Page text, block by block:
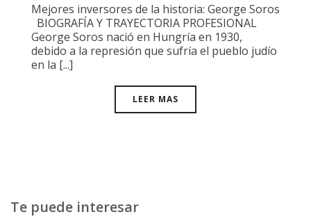
Mejores inversores de la historia: George Soros
BIOGRAFÍA Y TRAYECTORIA PROFESIONAL
George Soros nació en Hungría en 1930,
debido a la represión que sufría el pueblo judío
en la [...]
LEER MAS
Te puede interesar